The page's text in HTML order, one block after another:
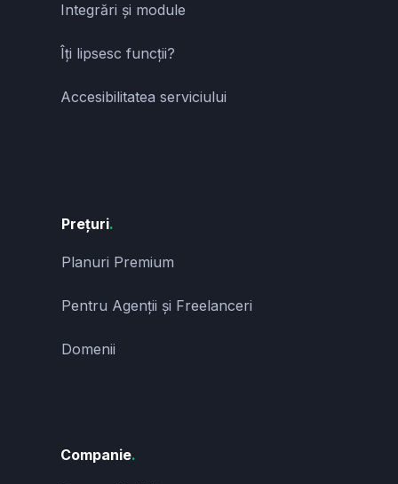
Companie.
Planuri Premium
Pentru Agenții și Freelanceri
Domenii
Prețuri.
Integrări și module
Îți lipsesc funcții?
Accesibilitatea serviciului